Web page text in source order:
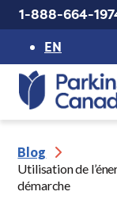
1-888-664-
EN
Blog
Utilisation de
démarche